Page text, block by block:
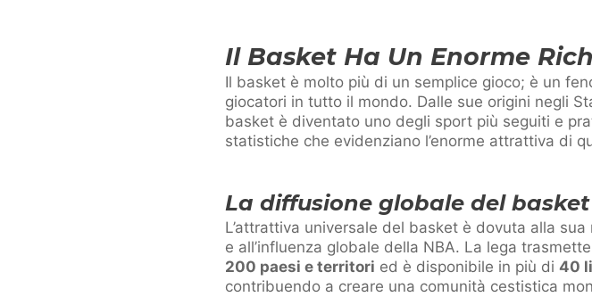
Il Basket Ha Un Enorme
Il basket è molto più di un semplice gioco; è un
giocatori in tutto il mondo. Dalle sue origini negli
basket è diventato uno degli sport più seguiti e
statistiche che evidenziano l’enorme attrattiva di
La diffusione globale del basket
L’attrattiva universale del basket è dovuta alla sua
e all’influenza globale della NBA. La lega
200 paesi e territori ed è disponibile in più di 40
contribuendo a creare una comunità cestistica